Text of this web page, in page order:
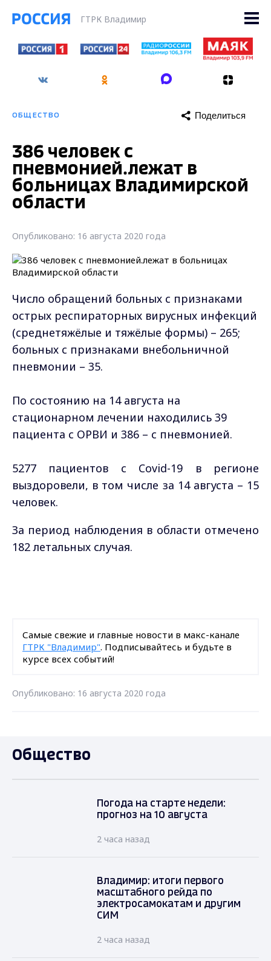
ГТРК Владимир
ОБЩЕСТВО Поделиться
386 человек с
пневмонией.лежат в
больницах Владимирской
области
Опубликовано: 16 августа 2020 года
Число обращений больных с признаками
острых респираторных вирусных инфекций
(среднетяжёлые и тяжёлые формы) – 265;
больных с признаками внебольничной
пневмонии – 35.
По состоянию на 14 августа на
стационарном лечении находились 39
пациента с ОРВИ и 386 – с пневмонией.
5277 пациентов с Covid-19 в регионе
выздоровели, в том числе за 14 августа – 15
человек.
За период наблюдения в области отмечено
182 летальных случая.
Самые свежие и главные новости в макс-канале
ГТРК "Владимир". Подписывайтесь и будьте в
курсе всех событий!
Опубликовано: 16 августа 2020 года
Общество
Погода на старте недели:
прогноз на 10 августа
2 часа назад
Владимир: итоги первого
масштабного рейда по
электросамокатам и другим
СИМ
2 часа назад